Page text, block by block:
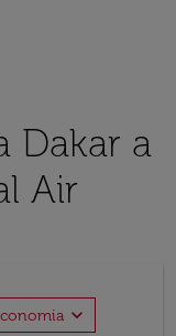
Dakar a
Air
expand_more